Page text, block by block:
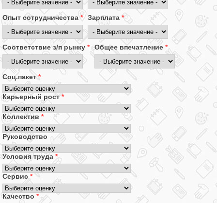
Опыт сотрудничества* Зарплата *
Соответствие з/п рынку * Общее впечатление *
Соц.пакет*
Карьерный рост*
Коллектив *
Руководство
Условия труда *
Сервис *
Качество *